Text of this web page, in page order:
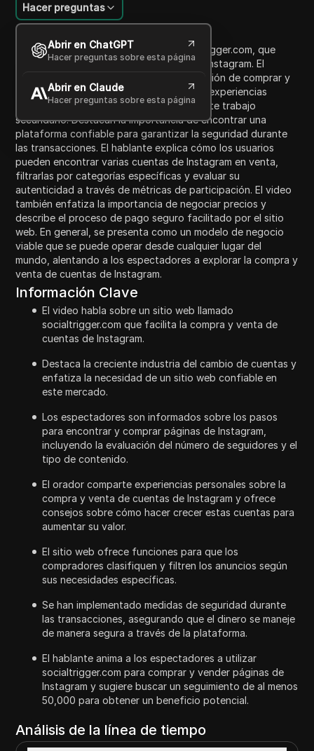
Introducción al contenido
Hacer preguntas
Abrir en ChatGPT
Hacer preguntas sobre esta página
Abrir en Claude
Hacer preguntas sobre esta página
Este video presenta un sitio web, socialtrigger.com, que
facilita la compra y venta de cuentas de Instagram. El
presentador discute el negocio en expansión de comprar y
vender páginas de Instagram y comparte experiencias
personales de sus propias vivencias en este trabajo
secundario. Destacan la importancia de encontrar una
plataforma confiable para garantizar la seguridad durante
las transacciones. El hablante explica cómo los usuarios
pueden encontrar varias cuentas de Instagram en venta,
filtrarlas por categorías específicas y evaluar su
autenticidad a través de métricas de participación. El video
también enfatiza la importancia de negociar precios y
describe el proceso de pago seguro facilitado por el sitio
web. En general, se presenta como un modelo de negocio
viable que se puede operar desde cualquier lugar del
mundo, alentando a los espectadores a explorar la compra y
venta de cuentas de Instagram.
Información Clave
El video habla sobre un sitio web llamado
socialtrigger.com que facilita la compra y venta de
cuentas de Instagram.
Destaca la creciente industria del cambio de cuentas y
enfatiza la necesidad de un sitio web confiable en
este mercado.
Los espectadores son informados sobre los pasos
para encontrar y comprar páginas de Instagram,
incluyendo la evaluación del número de seguidores y el
tipo de contenido.
El orador comparte experiencias personales sobre la
compra y venta de cuentas de Instagram y ofrece
consejos sobre cómo hacer crecer estas cuentas para
aumentar su valor.
El sitio web ofrece funciones para que los
compradores clasifiquen y filtren los anuncios según
sus necesidades específicas.
Se han implementado medidas de seguridad durante
las transacciones, asegurando que el dinero se maneje
de manera segura a través de la plataforma.
El hablante anima a los espectadores a utilizar
socialtrigger.com para comprar y vender páginas de
Instagram y sugiere buscar un seguimiento de al menos
50,000 para obtener un beneficio potencial.
Análisis de la línea de tiempo